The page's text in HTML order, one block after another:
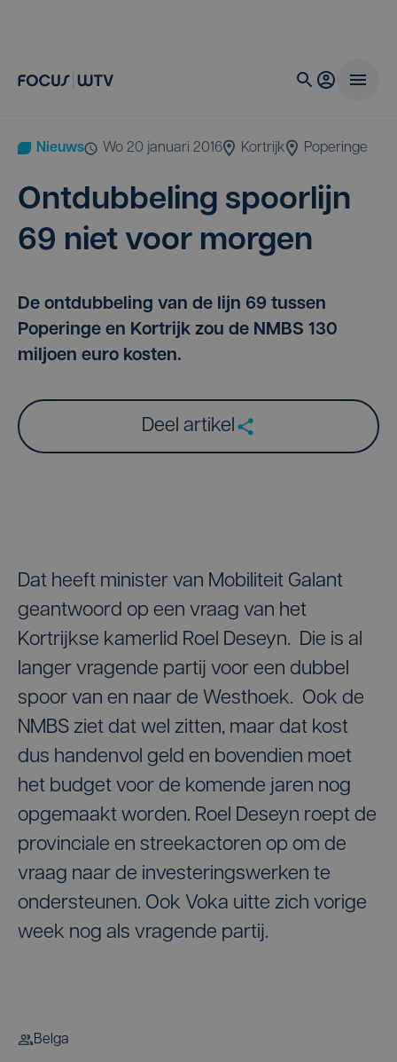
Nieuws wo 20 januari 2016 Kortrijk Poperinge
Ont­dub­be­ling spoor­lijn
69 niet voor morgen
De ontdubbeling van de lijn 69 tussen
Poperinge en Kortrijk zou de NMBS 130
miljoen euro kosten.
Deel artikel
Dat heeft minister van Mobiliteit Galant
geantwoord op een vraag van het
Kortrijkse kamerlid Roel Deseyn. Die is al
langer vragende partij voor een dubbel
spoor van en naar de Westhoek. Ook de
NMBS ziet dat wel zitten, maar dat kost
dus handenvol geld en bovendien moet
het budget voor de komende jaren nog
opgemaakt worden. Roel Deseyn roept de
provinciale en streekactoren op om de
vraag naar de investeringswerken te
ondersteunen. Ook Voka uitte zich vorige
week nog als vragende partij.
Belga